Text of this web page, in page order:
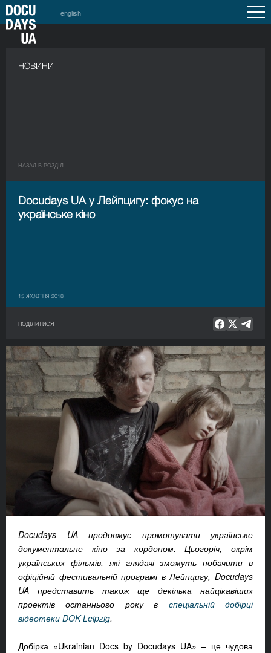
english
НОВИНИ
НАЗАД В РОЗДIЛ
Docudays UA у Лейпцигу: фокус на
українське кіно
15 ЖОВТНЯ 2018
ПОДІЛИТИСЯ
Docudays UA продовжує промотувати українське
документальне кіно за кордоном. Цьогоріч, окрім
українських фільмів, які глядачі зможуть побачити в
офіційній фестивальній програмі в Лейпцигу, Docudays
UA представить також ще декілька найцікавіших
проектів останнього року в спеціальній добірці
відеотеки DOK Leipzig.
Добірка «Ukrainian Docs by Docudays UA» – це чудова